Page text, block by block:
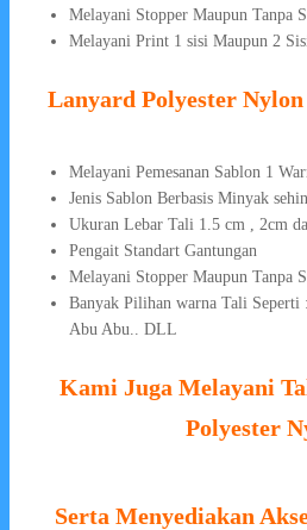
Melayani Stopper Maupun Tanpa
Melayani Print 1 sisi Maupun 2
Lanyard Polyester
Melayani Pemesanan Sablon 1
Jenis Sablon Berbasis Minyak
Ukuran Lebar Tali 1.5 cm , 2cm
Pengait Standart Gantungan
Melayani Stopper Maupun Tanpa
Banyak Pilihan warna Tali
Abu Abu.. DLL
Kami Juga Melayani
Polyester
Serta Menyediakan